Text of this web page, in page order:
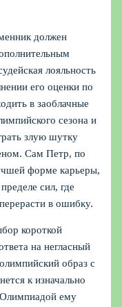
должен
лояльность
его оценки по
в заоблачные
сезона и
злую шутку
Сам Петр, по
форме карьеры,
сил, где
в ошибку.
короткой
на негласный
образ с
к изначально
ему